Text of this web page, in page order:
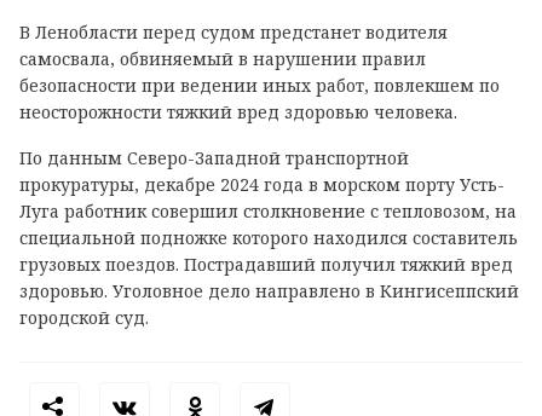
В Ленобласти перед судом предстанет водителя
самосвала, обвиняемый в нарушении правил
безопасности при ведении иных работ, повлекшем по
неосторожности тяжкий вред здоровью человека.
По данным Северо-Западной транспортной
прокуратуры, декабре 2024 года в морском порту Усть-
Луга работник совершил столкновение с тепловозом, на
специальной подножке которого находился составитель
грузовых поездов. Пострадавший получил тяжкий вред
здоровью. Уголовное дело направлено в Кингисеппский
городской суд.